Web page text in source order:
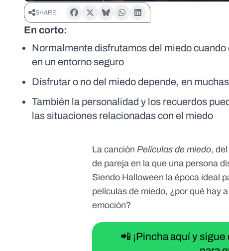
SHARE:
En corto:
Normalmente disfrutamos del miedo
en un entorno seguro
Disfrutar o no del miedo depende, en
También la personalidad y los recuerdos
las situaciones relacionadas con el miedo
La canciónPelículas de miedo,
de pareja en la que una persona
Siendo Halloween la época ideal
películas de miedo, ¿por qué hay
emoción?
📲 ¡Pincha aquí y